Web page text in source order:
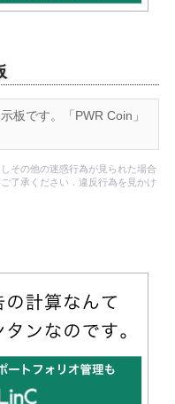
板です。「PWR Coin」
その他の迷惑行為が見られた場合
了承ください．違反行為を見かけ